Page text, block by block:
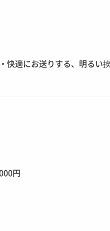
快適にお送りする、明るい
円